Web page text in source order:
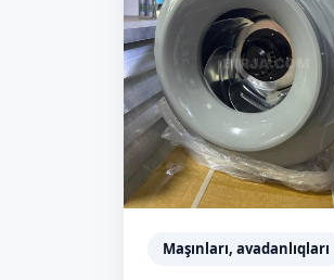
Maşınları, avadanlıqları